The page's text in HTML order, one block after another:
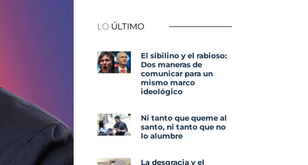
LO ÚLTIMO
El sibilino y el rabioso:
Dos maneras de
comunicar para un
mismo marco
ideológico
Ni tanto que queme al
santo, ni tanto que no
lo alumbre
La desgracia y el